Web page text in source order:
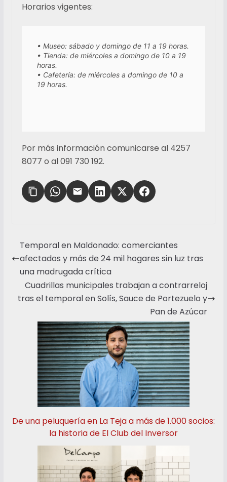
Horarios vigentes:
• Museo: sábado y domingo de 11 a 19 horas.
• Tienda: de miércoles a domingo de 10 a 19
horas.
• Cafetería: de miércoles a domingo de 10 a
19 horas.
Por más información comunicarse al 4257
8077 o al 091 730 192.
Temporal en Maldonado: comerciantes
afectados y más de 24 mil hogares sin luz tras
una madrugada crítica
Cuadrillas municipales trabajan a contrarreloj
tras el temporal en Solís, Sauce de Portezuelo y
Pan de Azúcar
De una peluquería en La Teja a más de 1.000 socios:
la historia de El Club del Inversor